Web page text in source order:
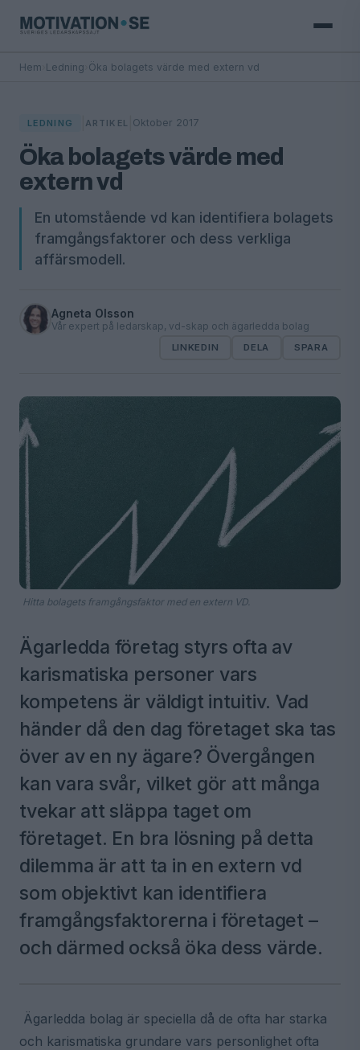
Hem Ledning Öka bolagets värde med extern vd
LEDNING ARTIKEL Oktober 2017
Öka bolagets värde med
extern vd
En utomstående vd kan identifiera bolagets
framgångsfaktorer och dess verkliga
affärsmodell.
Agneta Olsson
Vår expert på ledarskap, vd-skap och ägarledda bolag
LINKEDIN DELA SPARA
Hitta bolagets framgångsfaktor med en extern VD.
Ägarledda företag styrs ofta av
karismatiska personer vars
kompetens är väldigt intuitiv. Vad
händer då den dag företaget ska tas
över av en ny ägare? Övergången
kan vara svår, vilket gör att många
tvekar att släppa taget om
företaget. En bra lösning på detta
dilemma är att ta in en extern vd
som objektivt kan identifiera
framgångsfaktorerna i företaget –
och därmed också öka dess värde.
Ägarledda bolag är speciella då de ofta har starka
och karismatiska grundare vars personlighet ofta